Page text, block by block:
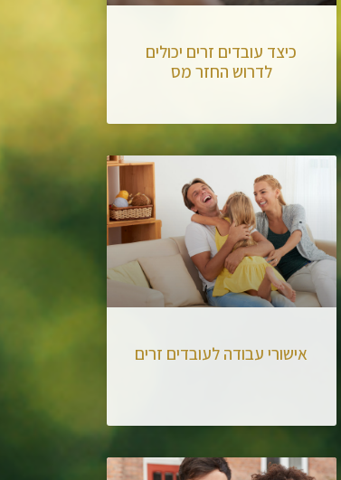
כיצד עובדים זרים יכולים
לדרוש החזר מס
אישורי עבודה לעובדים זרים